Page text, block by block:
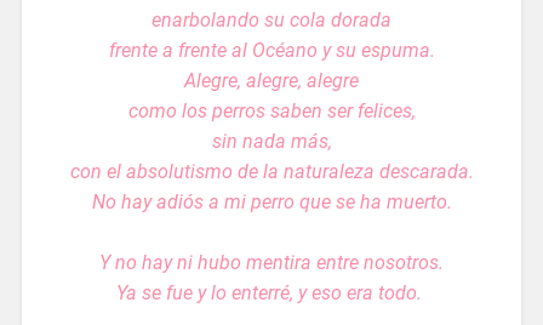
enarbolando su cola dorada
frente a frente al Océano y su espuma.
Alegre, alegre, alegre
como los perros saben ser felices,
sin nada más,
con el absolutismo de la naturaleza descarada.
No hay adiós a mi perro que se ha muerto.
Y no hay ni hubo mentira entre nosotros.
Ya se fue y lo enterré, y eso era todo.